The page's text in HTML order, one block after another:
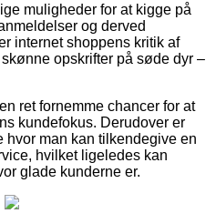
muligheder for at kigge på
og derved
internet shoppens kritik af
opskrifter på søde dyr –
ret fornemme chancer for at
kundefokus. Derudover er
man kan tilkendegive en
hvilket ligeledes kan
glade kunderne er.